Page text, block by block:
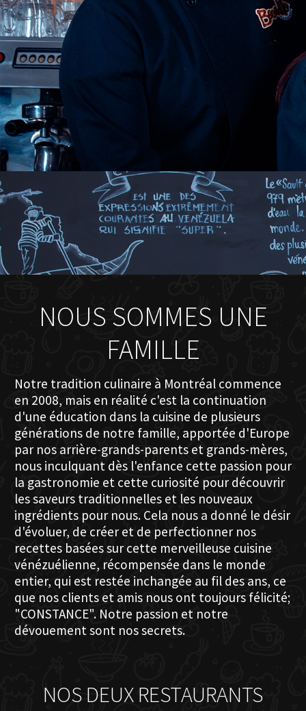
NOUS SOMMES UNE
FAMILLE
Notre tradition culinaire à Montréal commence
en 2008, mais en réalité c'est la continuation
d'une éducation dans la cuisine de plusieurs
générations de notre famille, apportée d'Europe
par nos arrière-grands-parents et grands-mères,
nous inculquant dès l'enfance cette passion pour
la gastronomie et cette curiosité pour découvrir
les saveurs traditionnelles et les nouveaux
ingrédients pour nous. Cela nous a donné le désir
d'évoluer, de créer et de perfectionner nos
recettes basées sur cette merveilleuse cuisine
vénézuélienne, récompensée dans le monde
entier, qui est restée inchangée au fil des ans, ce
que nos clients et amis nous ont toujours félicité;
"CONSTANCE". Notre passion et notre
dévouement sont nos secrets.
NOS DEUX RESTAURANTS